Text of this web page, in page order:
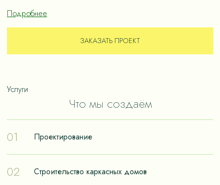
Подробнее
ЗАКАЗАТЬ ПРОЕКТ
Услуги
Что мы создаём
01
Проектирование
реализации мечты о собственном доме. Чтобы дом
02 Строительство каркасных домов